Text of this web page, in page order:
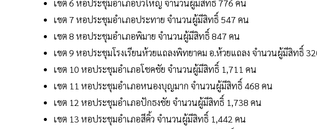
เขต 6 หอประชุมอำเภอบัวใหญ่ จำนวนผู้มีสิทธิ์ 776 คน
เขต 7 หอประชุมอำเภอประทาย จำนวนผู้มีสิทธิ์ 547 คน
เขต 8 หอประชุมอำเภอพิมาย จำนวนผู้มีสิทธิ์ 847 คน
เขต 9 หอประชุมโรงเรียนห้วยแถลงพิทยาคม อ.ห้วยแถลง จำนวนผู้มีสิทธิ์
เขต 10 หอประชุมอำเภอโชคชัย จำนวนผู้มีสิทธิ์ 1,711 คน
เขต 11 หอประชุมอำเภอหนองบุญมาก จำนวนผู้มีสิทธิ์ 468 คน
เขต 12 หอประชุมอำเภอปักธงชัย จำนวนผู้มีสิทธิ์ 1,738 คน
เขต 13 หอประชุมอำเภอสีคิ้ว จำนวนผู้มีสิทธิ์ 1,442 คน